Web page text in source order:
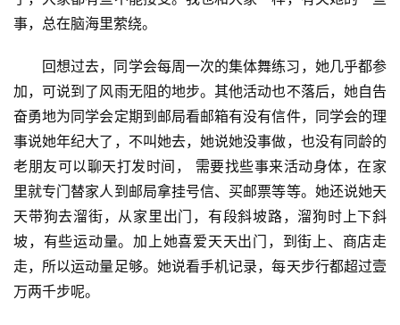
事，总在脑海里萦绕。
回想过去，同学会每周一次的集体舞练习，她几乎都参
加，可说到了风雨无阻的地步。其他活动也不落后，她自告
奋勇地为同学会定期到邮局看邮箱有没有信件，同学会的理
事说她年纪大了，不叫她去，她说她没事做，也没有同龄的
老朋友可以聊天打发时间， 需要找些事来活动身体，在家
里就专门替家人到邮局拿挂号信、买邮票等等。她还说她天
天带狗去溜街，从家里出门，有段斜坡路，溜狗时上下斜
坡，有些运动量。加上她喜爱天天出门，到街上、商店走
走，所以运动量足够。她说看手机记录，每天步行都超过壹
万两千步呢。